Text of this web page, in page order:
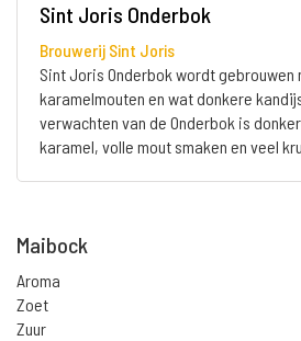
Sint Joris Onderbok
Brouwerij Sint Joris
Sint Joris Onderbok wordt gebrouwen
karamelmouten en wat donkere
verwachten van de Onderbok is
karamel, volle mout smaken en veel
Maibock
Aroma
Zoet
Zuur